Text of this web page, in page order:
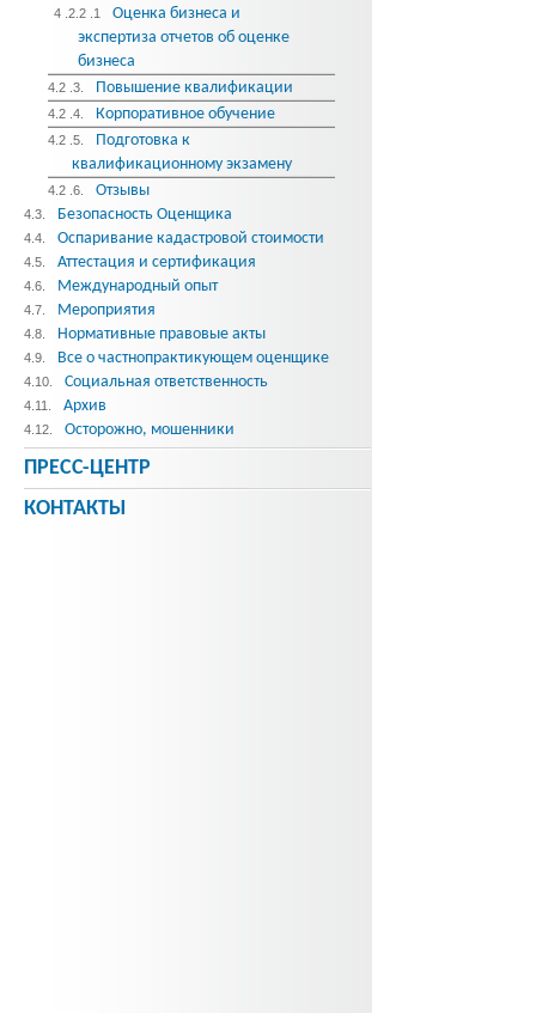
4 .2.2 .1
Оценка бизнеса и
экспертиза отчетов об оценке
бизнеса
4.2 .3. Повышение квалификации
4.2 .4. Корпоративное обучение
4.2 .5.
Подготовка к
квалификационному экзамену
4.2 .6. Отзывы
4.3. Безопасность Оценщика
4.4. Оспаривание кадастровой стоимости
4.5. Аттестация и сертификация
4.6. Международный опыт
4.7. Мероприятия
4.8. Нормативные правовые акты
4.9. Все о частнопрактикующем оценщике
4.10. Социальная ответственность
4.11. Архив
4.12. Осторожно, мошенники
ПРЕСС-ЦЕНТР
КОНТАКТЫ